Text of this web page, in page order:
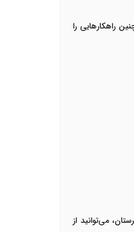
راهکارهایی را
می‌توانید از